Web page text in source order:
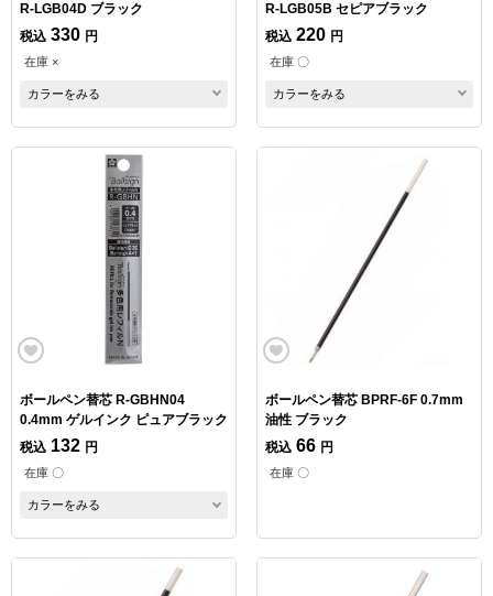
R-LGB04D ブラック
税込 330 円
在庫 ×
カラーをみる
R-LGB05B セピアブラック
税込 220 円
在庫 〇
カラーをみる
ボールペン替芯 R-GBHN04
0.4mm ゲルインク ピュアブラック
税込 132 円
在庫 〇
カラーをみる
ボールペン替芯 BPRF-6F 0.7mm
油性 ブラック
税込 66 円
在庫 〇